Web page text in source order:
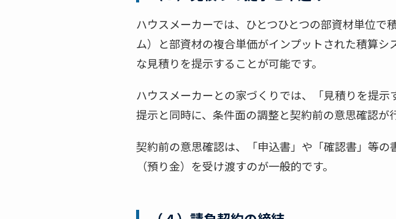
ハウスメーカーでは、ひとつひとつの部資材単位で
ム）と部資材の複合単価がインプットされた積算
な見積りを提示することが可能です。
ハウスメーカーとの家づくりでは、「見積りを提
提示と同時に、条件面の調整と契約前の意思確認が
契約前の意思確認は、「申込書」や「確認書」等
（預り金）を受け渡すのが一般的です。